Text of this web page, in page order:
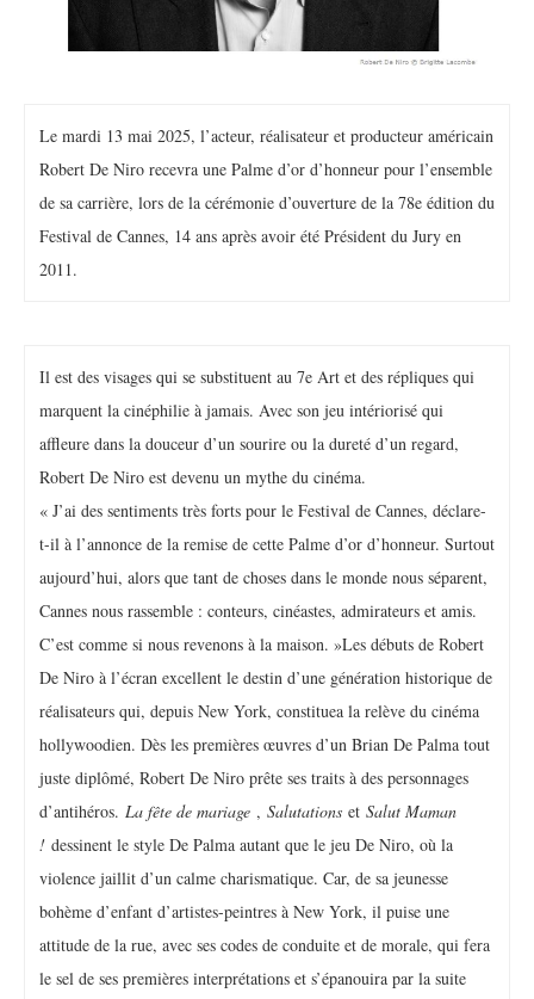
Le mardi 13 mai 2025, l’acteur, réalisateur et producteur américain
Robert De Niro recevra une Palme d’or d’honneur pour l’ensemble
de sa carrière, lors de la cérémonie d’ouverture de la 78e édition du
Festival de Cannes, 14 ans après avoir été Président du Jury en
2011.
Il est des visages qui se substituent au 7e Art et des répliques qui
marquent la cinéphilie à jamais. Avec son jeu intériorisé qui
affleure dans la douceur d’un sourire ou la dureté d’un regard,
Robert De Niro est devenu un mythe du cinéma.
« J’ai des sentiments très forts pour le Festival de Cannes, déclare-
t-il à l’annonce de la remise de cette Palme d’or d’honneur. Surtout
aujourd’hui, alors que tant de choses dans le monde nous séparent,
Cannes nous rassemble : conteurs, cinéastes, admirateurs et amis.
C’est comme si nous revenons à la maison. »Les débuts de Robert
De Niro à l’écran excellent le destin d’une génération historique de
réalisateurs qui, depuis New York, constituea la relève du cinéma
hollywoodien. Dès les premières œuvres d’un Brian De Palma tout
juste diplômé, Robert De Niro prête ses traits à des personnages
d’antihéros. La fête de mariage , Salutations et Salut Maman
! dessinent le style De Palma autant que le jeu De Niro, où la
violence jaillit d’un calme charismatique. Car, de sa jeunesse
bohème d’enfant d’artistes-peintres à New York, il puise une
attitude de la rue, avec ses codes de conduite et de morale, qui fera
le sel de ses premières interprétations et s’épanouira par la suite